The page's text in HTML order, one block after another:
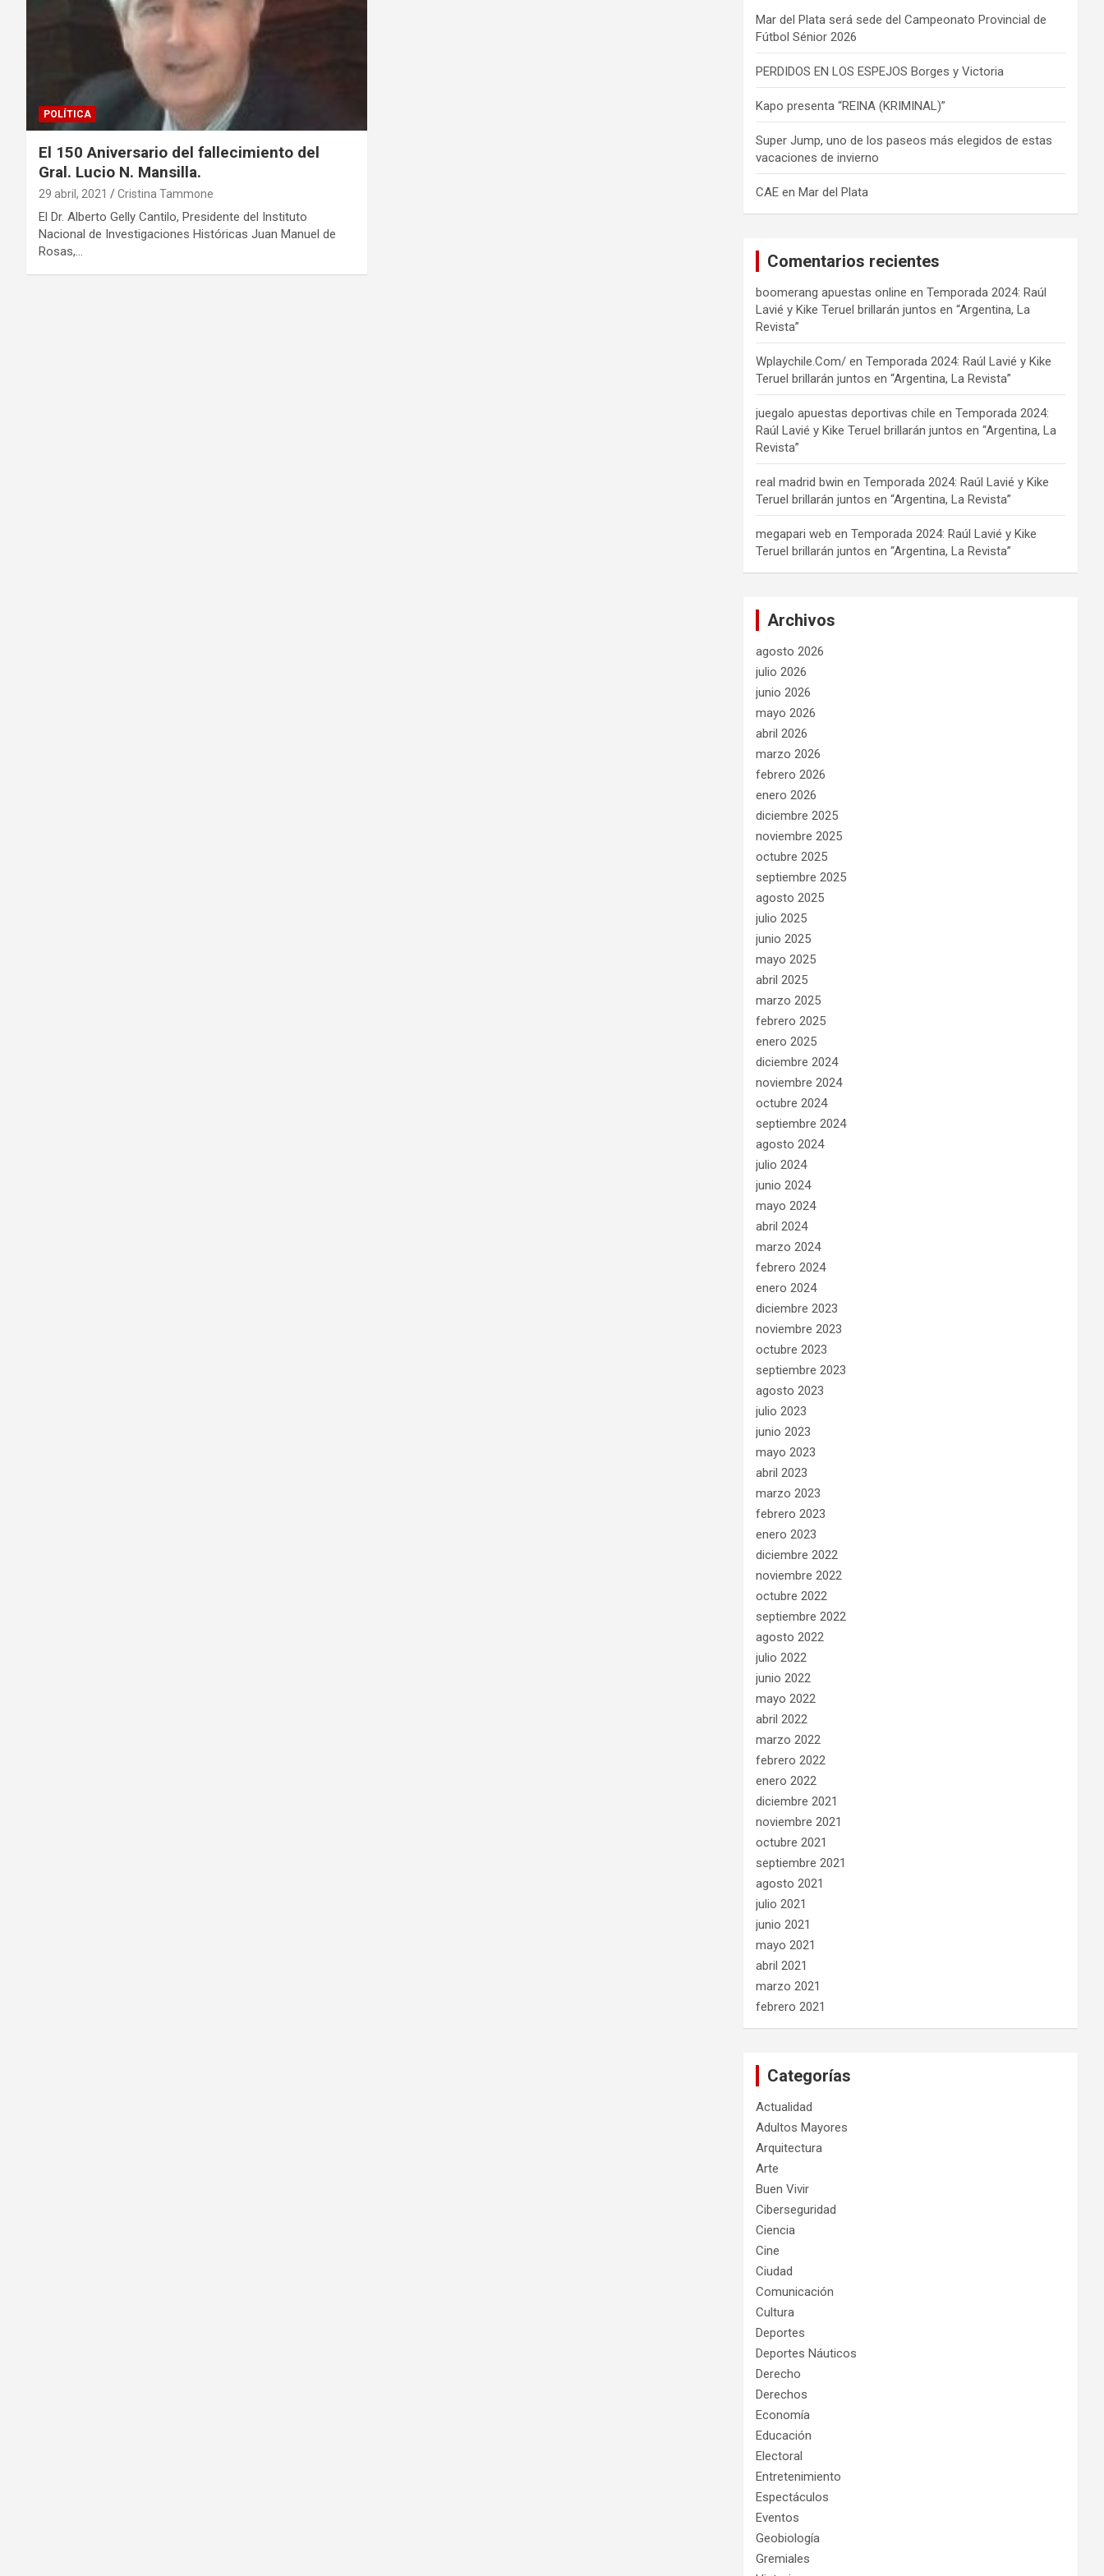
POLÍTICA
El 150 Aniversario del fallecimiento del
Gral. Lucio N. Mansilla.
29 abril, 2021 Cristina Tammone
El Dr. Alberto Gelly Cantilo, Presidente del Instituto
Nacional de Investigaciones Históricas Juan Manuel de
Rosas,…
Mar del Plata será sede del Campeonato Provincial de
Fútbol Sénior 2026
PERDIDOS EN LOS ESPEJOS Borges y Victoria
Kapo presenta “REINA (KRIMINAL)”
Super Jump, uno de los paseos más elegidos de estas
vacaciones de invierno
CAE en Mar del Plata
Comentarios recientes
boomerang apuestas online enTemporada 2024: Raúl
Lavié y Kike Teruel brillarán juntos en “Argentina, La
Revista”
Wplaychile.Com/ enTemporada 2024: Raúl Lavié y Kike
Teruel brillarán juntos en “Argentina, La Revista”
juegalo apuestas deportivas chile enTemporada 2024:
Raúl Lavié y Kike Teruel brillarán juntos en “Argentina, La
Revista”
real madrid bwin enTemporada 2024: Raúl Lavié y Kike
Teruel brillarán juntos en “Argentina, La Revista”
megapari web enTemporada 2024: Raúl Lavié y Kike
Teruel brillarán juntos en “Argentina, La Revista”
Archivos
agosto 2026
julio 2026
junio 2026
mayo 2026
abril 2026
marzo 2026
febrero 2026
enero 2026
diciembre 2025
noviembre 2025
octubre 2025
septiembre 2025
agosto 2025
julio 2025
junio 2025
mayo 2025
abril 2025
marzo 2025
febrero 2025
enero 2025
diciembre 2024
noviembre 2024
octubre 2024
septiembre 2024
agosto 2024
julio 2024
junio 2024
mayo 2024
abril 2024
marzo 2024
febrero 2024
enero 2024
diciembre 2023
noviembre 2023
octubre 2023
septiembre 2023
agosto 2023
julio 2023
junio 2023
mayo 2023
abril 2023
marzo 2023
febrero 2023
enero 2023
diciembre 2022
noviembre 2022
octubre 2022
septiembre 2022
agosto 2022
julio 2022
junio 2022
mayo 2022
abril 2022
marzo 2022
febrero 2022
enero 2022
diciembre 2021
noviembre 2021
octubre 2021
septiembre 2021
agosto 2021
julio 2021
junio 2021
mayo 2021
abril 2021
marzo 2021
febrero 2021
Categorías
Actualidad
Adultos Mayores
Arquitectura
Arte
Buen Vivir
Ciberseguridad
Ciencia
Cine
Ciudad
Comunicación
Cultura
Deportes
Deportes Náuticos
Derecho
Derechos
Economía
Educación
Electoral
Entretenimiento
Espectáculos
Eventos
Geobiología
Gremiales